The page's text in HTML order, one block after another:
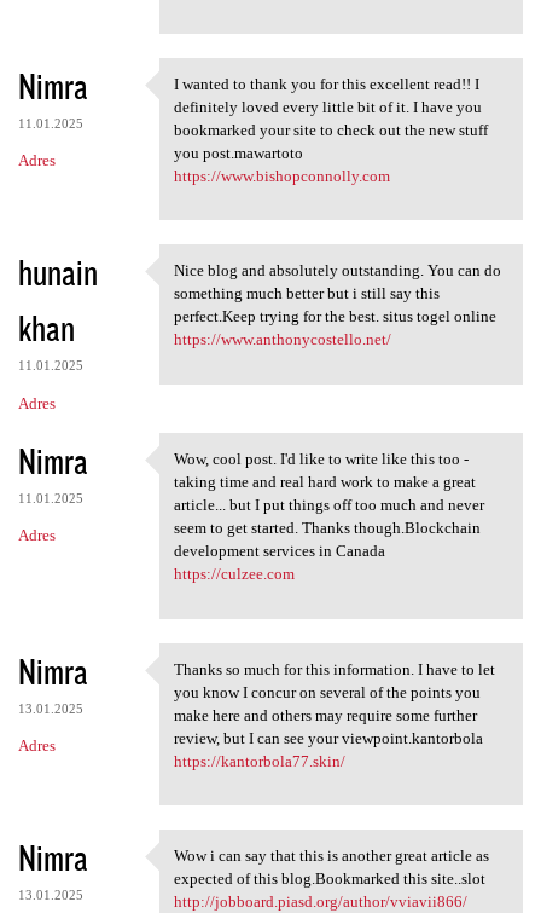
Nimra
11.01.2025
Adres
I wanted to thank you for
I wanted to thank you for this excellent read!! I
definitely loved every little bit of it. I have you
bookmarked your site to check out the new stuff
you post.mawartoto
https://www.bishopconnolly.com
hunain
khan
11.01.2025
Adres
Nice blog and absolutely
Nice blog and absolutely outstanding. You can do
something much better but i still say this
perfect.Keep trying for the best. situs togel online
https://www.anthonycostello.net/
Nimra
11.01.2025
Adres
Wow, cool post. I'd like to
Wow, cool post. I'd like to write like this too -
taking time and real hard work to make a great
article... but I put things off too much and never
seem to get started. Thanks though.Blockchain
development services in Canada
https://culzee.com
Nimra
13.01.2025
Adres
Thanks so much for this
Thanks so much for this information. I have to let
you know I concur on several of the points you
make here and others may require some further
review, but I can see your viewpoint.kantorbola
https://kantorbola77.skin/
Nimra
13.01.2025
Wow i can say that this is
Wow i can say that this is another great article as
expected of this blog.Bookmarked this site..slot
http://jobboard.piasd.org/author/vviavii866/